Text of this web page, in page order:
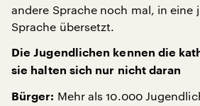
andere Sprache noch mal, in eine
Sprache übersetzt.
Die Jugendlichen kennen die
sie halten sich nur nicht daran
Bürger: Mehr als 10.000